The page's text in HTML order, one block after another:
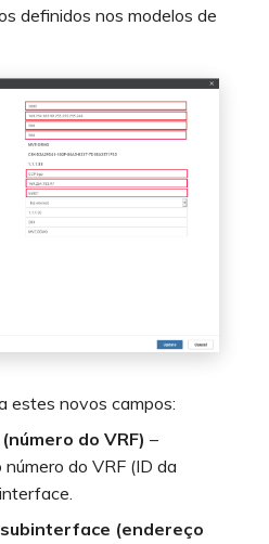
definidos nos modelos de
estes novos campos:
do VRF) –
número do VRF (ID da
(endereço